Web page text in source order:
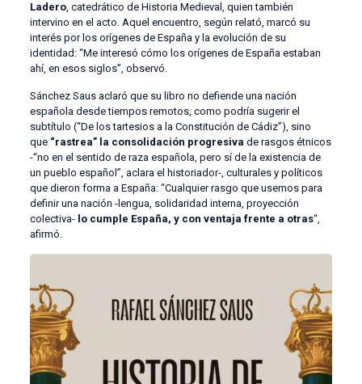
Ladero, catedrático de Historia Medieval, quien también
intervino en el acto. Aquel encuentro, según relató, marcó su
interés por los orígenes de España y la evolución de su
identidad: “Me interesó cómo los orígenes de España estaban
ahí, en esos siglos”, observó.
Sánchez Saus aclaró que su libro no defiende una nación
española desde tiempos remotos, como podría sugerir el
subtítulo (“De los tartesios a la Constitución de Cádiz”), sino
que “rastrea” la consolidación progresiva de rasgos étnicos
-“no en el sentido de raza española, pero sí de la existencia de
un pueblo español”, aclara el historiador-, culturales y políticos
que dieron forma a España: “Cualquier rasgo que usemos para
definir una nación -lengua, solidaridad interna, proyección
colectiva- lo cumple España, y con ventaja frente a otras“,
afirmó.